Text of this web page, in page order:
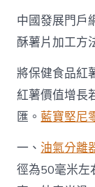
中國發展門戶
酥薯片加工方
將保健食品紅
紅薯價值增長
匯。藍寶堅尼
一、 油氣分離
徑為50毫米左